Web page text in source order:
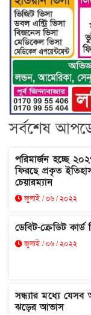
সর্বশেষ
পরিমার্জন হচ্ছে
ফিরছে প্রকৃত
চেয়ারম্যান
জুলাই / ০৬ / ২০২২
ডেবিট-ক্রেডিট কার্ড
জুলাই / ০৬ / ২০২২
সন্ধ্যার মধ্যে
ঝড়ের আভাস